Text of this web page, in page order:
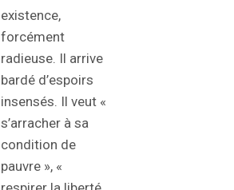
existence,
forcément
radieuse. Il arrive
bardé d’espoirs
insensés. Il veut «
s’arracher à sa
condition de
pauvre », «